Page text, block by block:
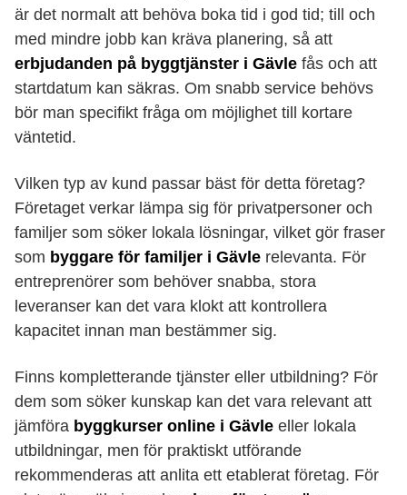
är det normalt att behöva boka tid i god tid; till och
med mindre jobb kan kräva planering, så att
erbjudanden på byggtjänster i Gävle fås och att
startdatum kan säkras. Om snabb service behövs
bör man specifikt fråga om möjlighet till kortare
väntetid.
Vilken typ av kund passar bäst för detta företag?
Företaget verkar lämpa sig för privatpersoner och
familjer som söker lokala lösningar, vilket gör fraser
som byggare för familjer i Gävle relevanta. För
entreprenörer som behöver snabba, stora
leveranser kan det vara klokt att kontrollera
kapacitet innan man bestämmer sig.
Finns kompletterande tjänster eller utbildning? För
dem som söker kunskap kan det vara relevant att
jämföra byggkurser online i Gävle eller lokala
utbildningar, men för praktiskt utförande
rekommenderas att anlita ett etablerat företag. För